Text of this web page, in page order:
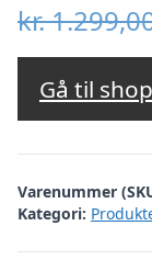
kr.
Gå til shop
Varenummer
Kategori: